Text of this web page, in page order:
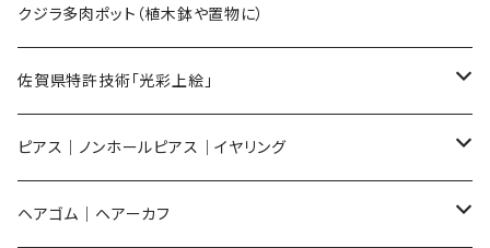
Sサイズ
flower
メンズ ギフトセット
クジラ多肉ポット（植木鉢や置物に）
佐賀県特許技術「光彩上絵」
ピアス
イヤリング
ピアス｜ノンホールピアス｜イヤリング
ピアス
ヘアゴム｜ヘアーカフ